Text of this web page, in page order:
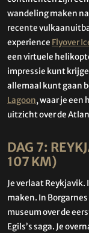
wandeling maken
recente
experience Flyover
een virtuele
impressie kunt
allemaal kunt gaan
Lagoon, waar je
uitzicht over de
DAG 7:
107 KM)
Je verlaat
maken. In
museum over de
Egils’s saga. Je